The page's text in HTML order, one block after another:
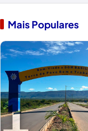
Mais Populares
1